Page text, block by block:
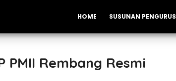
HOME SUSUNAN PENGURUS
PMII Rembang Resmi